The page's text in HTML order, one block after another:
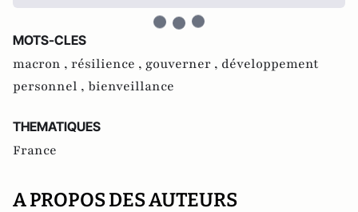
MOTS-CLES
macron , résilience , gouverner , développement
personnel , bienveillance
THEMATIQUES
France
A PROPOS DES AUTEURS